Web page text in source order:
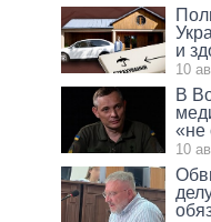
и
10
В
«не
10